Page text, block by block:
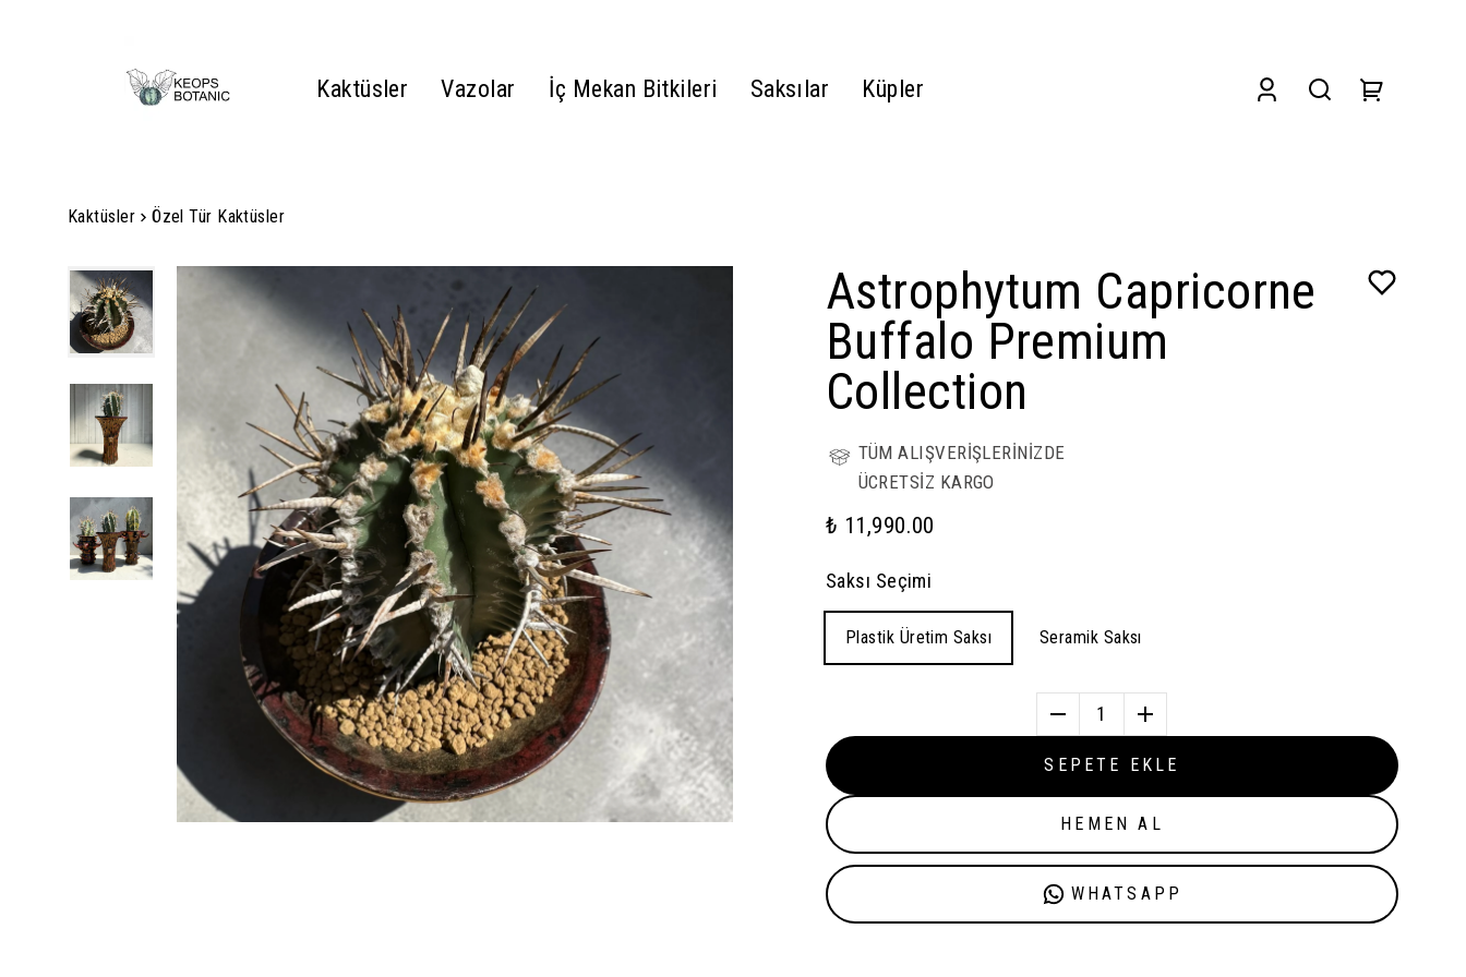
Kaktüsler Vazolar İç Mekan Bitkileri Saksılar Küpler
Kaktüsler Özel Tür Kaktüsler
Astrophytum Capricorne
Buffalo Premium
Collection
TÜM ALIŞVERİŞLERİNİZDE
ÜCRETSİZ KARGO
₺ 11,990.00
Saksı Seçimi
Plastik Üretim Saksı Seramik Saksı
1
SEPETE EKLE
HEMEN AL
WHATSAPP